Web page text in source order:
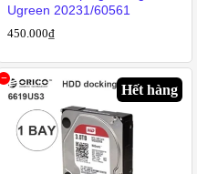
Ugreen 20231/60561
450.000₫
Hết hàng